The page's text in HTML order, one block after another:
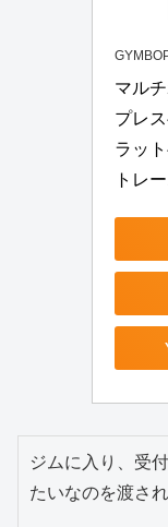
マル
プレ
ラッ
トレ
ジムに入り、受
たいなのを渡され